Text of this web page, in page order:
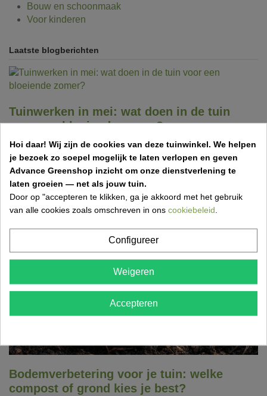
Bouw en schoonmaak
Voor kinderen
Laatste blogberichten
Tuinwerken in mei: wat doen in de tuin
voor een bloeiende zomer?
27 Apr 2026,13:29
Mei is dé maand om je tuin klaar te maken voor de zomer.
Snoeien, planten, bemesten en gazon verzorgen zorgen
voor...
Bodemverbetering voor je tuin: welke
compost of grond kies je best?
Hoi daar! Wij zijn de cookies van deze tuinwinkel. We helpen
je bezoek zo soepel mogelijk te laten verlopen en geven
Advance Greenshop inzicht om onze dienstverlening te
laten groeien — net als jouw tuin.
Door op "accepteren te klikken, ga je akkoord met het gebruik
van alle cookies zoals omschreven in ons cookiebeleid
Configureer
Weigeren
Accepteren